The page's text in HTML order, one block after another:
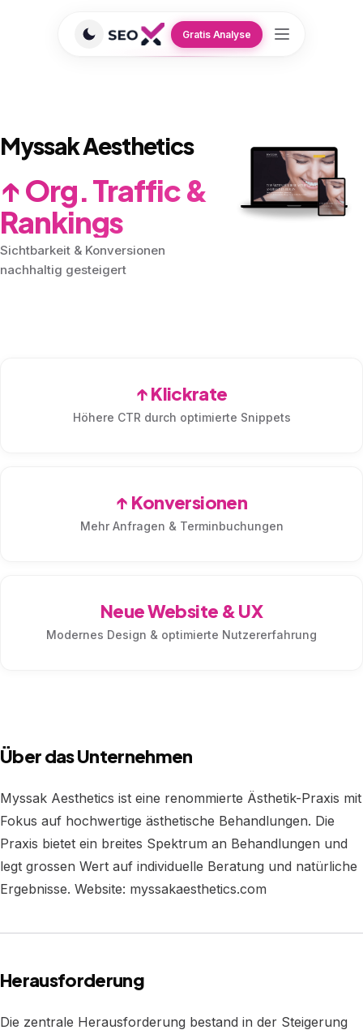
Gratis Analyse
Referenzen › Myssak Aesthetics
Myssak Aesthetics
↑ Org. Traffic &
Rankings
Sichtbarkeit & Konversionen
nachhaltig gesteigert
↑ Klickrate
Höhere CTR durch optimierte Snippets
↑ Konversionen
Mehr Anfragen & Terminbuchungen
Neue Website & UX
Modernes Design & optimierte Nutzererfahrung
Über das Unternehmen
Myssak Aesthetics ist eine renommierte Ästhetik-Praxis mit
Fokus auf hochwertige ästhetische Behandlungen. Die
Praxis bietet ein breites Spektrum an Behandlungen und
legt grossen Wert auf individuelle Beratung und natürliche
Ergebnisse. Website: myssakaesthetics.com
Herausforderung
Die zentrale Herausforderung bestand in der Steigerung